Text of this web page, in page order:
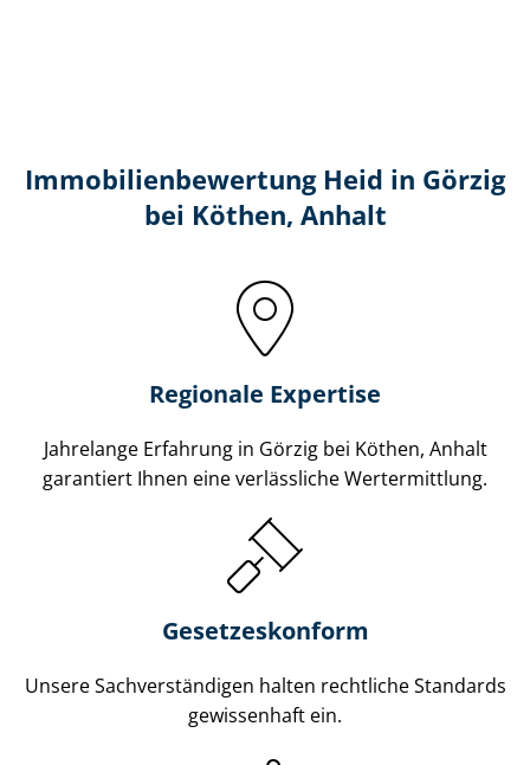
Immobilien­bewertung Heid in Görzig
bei Köthen, Anhalt
Regionale Expertise
Jahrelange Erfahrung in Görzig bei Köthen, Anhalt
garantiert Ihnen eine verlässliche Wertermittlung.
Gesetzes­konform
Unsere Sach­ver­stän­di­gen halten rechtliche Standards
gewissenhaft ein.